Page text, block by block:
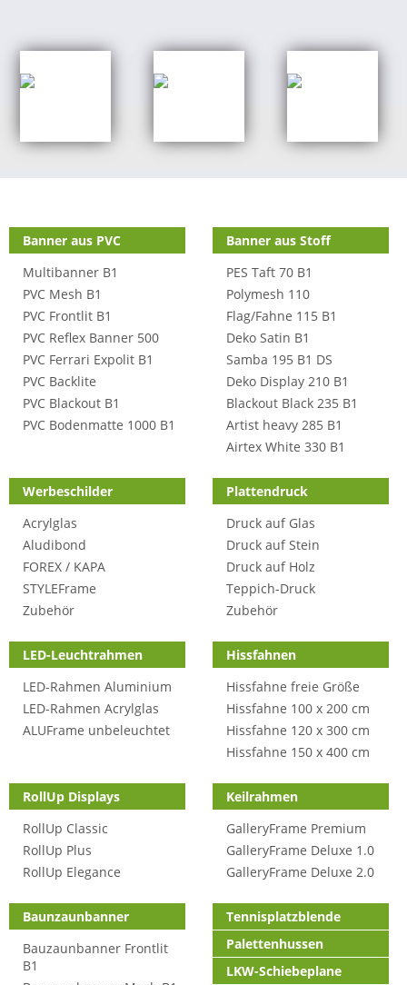
Banner aus PVC
Multibanner B1
PVC Mesh B1
PVC Frontlit B1
PVC Reflex Banner 500
PVC Ferrari Expolit B1
PVC Backlite
PVC Blackout B1
PVC Bodenmatte 1000 B1
Banner aus Stoff
PES Taft 70 B1
Polymesh 110
Flag/Fahne 115 B1
Deko Satin B1
Samba 195 B1 DS
Deko Display 210 B1
Blackout Black 235 B1
Artist heavy 285 B1
Airtex White 330 B1
Werbeschilder
Acrylglas
Aludibond
FOREX / KAPA
STYLEFrame
Zubehör
Plattendruck
Druck auf Glas
Druck auf Stein
Druck auf Holz
Teppich-Druck
Zubehör
LED-Leuchtrahmen
LED-Rahmen Aluminium
LED-Rahmen Acrylglas
ALUFrame unbeleuchtet
Hissfahnen
Hissfahne freie Größe
Hissfahne 100 x 200 cm
Hissfahne 120 x 300 cm
Hissfahne 150 x 400 cm
RollUp Displays
RollUp Classic
RollUp Plus
RollUp Elegance
Keilrahmen
GalleryFrame Premium
GalleryFrame Deluxe 1.0
GalleryFrame Deluxe 2.0
Baunzaunbanner
Bauzaunbanner Frontlit
B1
Tennisplatzblende
Palettenhussen
LKW-Schiebeplane